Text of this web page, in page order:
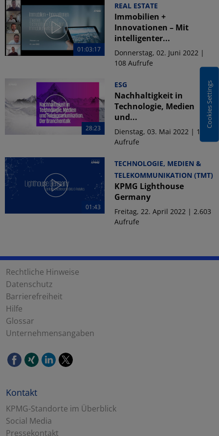
01:03:17
REAL ESTATE
Immobilien +
Innovationen – Mit
intelligenter...
Donnerstag, 02. Juni 2022 |
108 Aufrufe
28:23
ESG
Nachhaltigkeit in
Technologie, Medien
und...
Dienstag, 03. Mai 2022 | 195
Aufrufe
01:43
TECHNOLOGIE, MEDIEN &
TELEKOMMUNIKATION (TMT)
KPMG Lighthouse
Germany
Freitag, 22. April 2022 | 2.603
Aufrufe
Cookies Settings
Rechtliche Hinweise
Datenschutz
Barrierefreiheit
Hilfe
Glossar
Unternehmensangaben
Kontakt
KPMG-Standorte im Überblick
Social Media
Pressekontakt